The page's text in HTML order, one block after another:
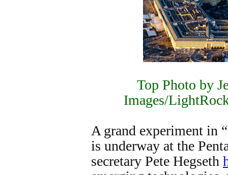
Top Photo by
Images/
A grand experiment in
is underway at the
secretary Pete Hegseth